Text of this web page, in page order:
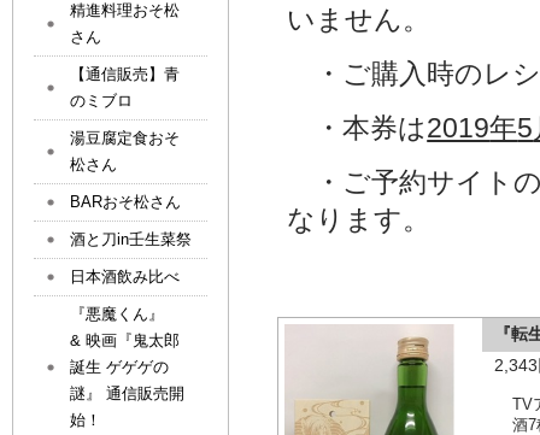
いません。
・ご購入時のレ
・本券は2019年5
・ご予約サイト
なります。
『
酒
精進料理おそ松
さん
【通信販売】青
のミブロ
湯豆腐定食おそ
松さん
BARおそ松さん
酒と刀in壬生菜祭
日本酒飲み比べ
『悪魔くん』
& 映画『鬼太郎
誕生 ゲゲゲの
謎』 通信販売開
始！